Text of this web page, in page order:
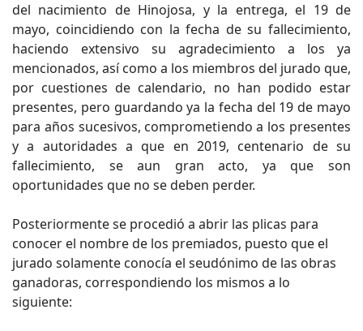
del nacimiento de Hinojosa, y la entrega, el 19 de
mayo, coincidiendo con la fecha de su fallecimiento,
haciendo extensivo su agradecimiento a los ya
mencionados, así como a los miembros del jurado que,
por cuestiones de calendario, no han podido estar
presentes, pero guardando ya la fecha del 19 de mayo
para años sucesivos, comprometiendo a los presentes
y a autoridades a que en 2019, centenario de su
fallecimiento, se aun gran acto, ya que son
oportunidades que no se deben perder.
Posteriormente se procedió a abrir las plicas para
conocer el nombre de los premiados, puesto que el
jurado solamente conocía el seudónimo de las obras
ganadoras, correspondiendo los mismos a lo
siguiente: